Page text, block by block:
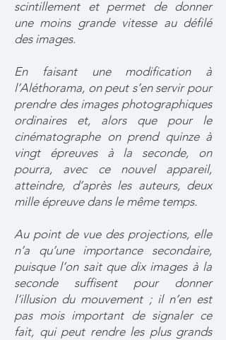
scintillement et permet de donner
une moins grande vitesse au défilé
des images.
En faisant une modification à
l’Aléthorama, on peut s’en servir pour
prendre des images photographiques
ordinaires et, alors que pour le
cinématographe on prend quinze à
vingt épreuves à la seconde, on
pourra, avec ce nouvel appareil,
atteindre, d’après les auteurs, deux
mille épreuve dans le même temps.
Au point de vue des projections, elle
n’a qu’une importance secondaire,
puisque l’on sait que dix images à la
seconde suffisent pour donner
l’illusion du mouvement ; il n’en est
pas mois important de signaler ce
fait, qui peut rendre les plus grands